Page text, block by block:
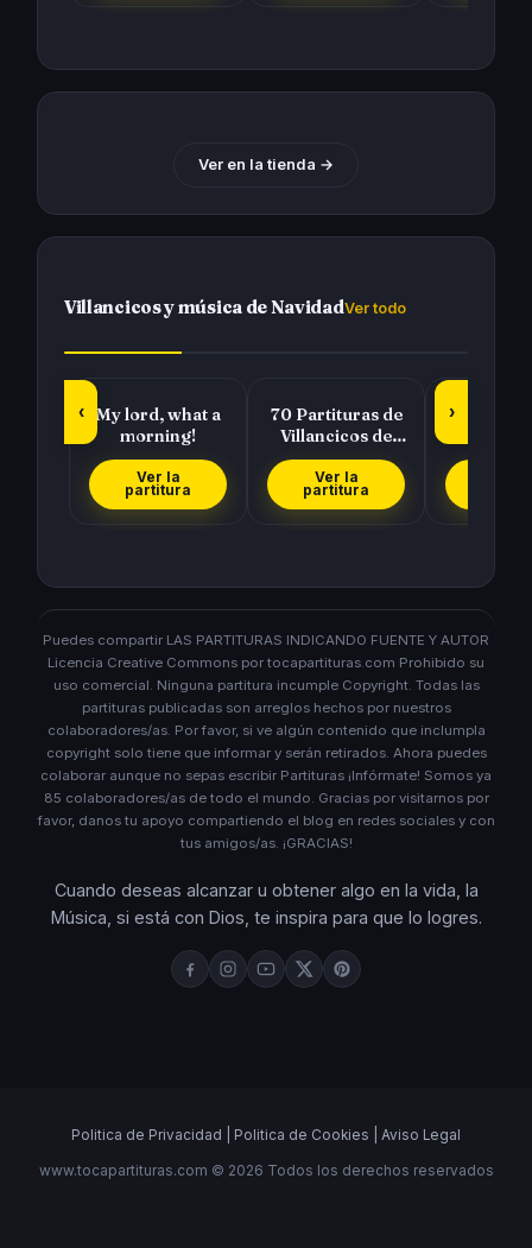
Ver en la tienda →
Villancicos y música de NavidadVer todo
‹
My lord, what a
morning!
Ver la
partitura
70 Partituras de
Villancicos de
Navidad para
tocar con tu…
Ver la
partitura
›
Puedes compartir LAS PARTITURAS INDICANDO FUENTE Y AUTOR
Licencia Creative Commons por tocapartituras.com Prohibido su
uso comercial. Ninguna partitura incumple Copyright. Todas las
partituras publicadas son arreglos hechos por nuestros
colaboradores/as. Por favor, si ve algún contenido que inclumpla
copyright solo tiene que informar y serán retirados. Ahora puedes
colaborar aunque no sepas escribir Partituras ¡Infórmate! Somos ya
85 colaboradores/as de todo el mundo. Gracias por visitarnos por
favor, danos tu apoyo compartiendo el blog en redes sociales y con
tus amigos/as. ¡GRACIAS!
Cuando deseas alcanzar u obtener algo en la vida, la
Música, si está con Dios, te inspira para que lo logres.
Politica de Privacidad | Politica de Cookies | Aviso Legal
www.tocapartituras.com © 2026 Todos los derechos reservados